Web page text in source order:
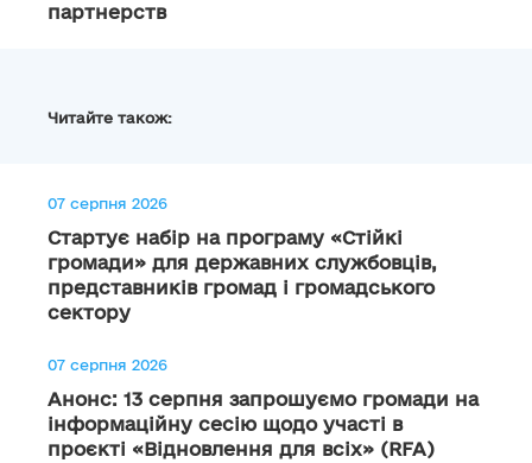
партнерств
Читайте також:
07 серпня 2026
Стартує набір на програму «Стійкі
громади» для державних службовців,
представників громад і громадського
сектору
07 серпня 2026
Анонс: 13 серпня запрошуємо громади на
інформаційну сесію щодо участі в
проєкті «Відновлення для всіх» (RFA)